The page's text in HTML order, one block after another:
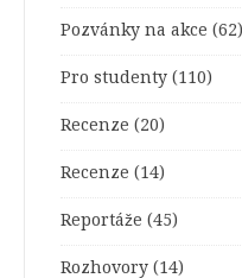
Pozvánky na akce (62)
Pro studenty (110)
Recenze (20)
Recenze (14)
Reportáže (45)
Rozhovory (14)